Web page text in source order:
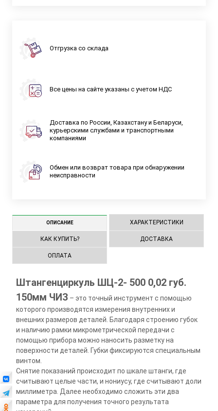
Отгрузка со склада
Все цены на сайте указаны с учетом НДС
Доставка по России, Казахстану и Беларуси,
курьерскими службами и транспортными
компаниями
Обмен или возврат товара при обнаружении
неисправности
ОПИСАНИЕ ХАРАКТЕРИСТИКИ
КАК КУПИТЬ? ДОСТАВКА
ОПЛАТА
Штангенциркуль ШЦ-2- 500 0,02 губ.
150мм ЧИЗ – это точный инструмент с помощью
которого производятся измерения внутренних и
внешних размеров деталей. Благодаря строению губок
и наличию рамки микрометрической передачи с
помощью прибора можно наносить разметку на
поверхности деталей. Губки фиксируются специальным
винтом.
Снятие показаний происходит по шкале штанги, где
считывают целые части, и нониусу, где считывают доли
миллиметра. Далее необходимо сложить эти два
параметра для получения точного результата